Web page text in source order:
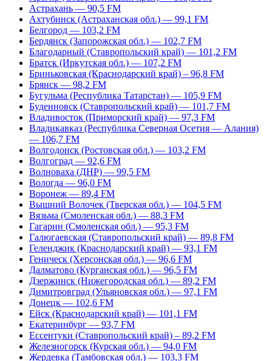
Астрахань — 90,5 FM
Ахтубинск (Астраханская обл.) — 99,1 FM
Белгород — 103,2 FM
Бердянск (Запорожская обл.) — 102,7 FM
Благодарный (Ставропольский край) — 101,2 FM
Братск (Иркутская обл.) — 107,2 FM
Бриньковская (Краснодарский край) – 96,8 FM
Брянск — 98,2 FM
Бугульма (Республика Татарстан) — 105,9 FM
Буденновск (Ставропольский край) — 101,7 FM
Владивосток (Приморский край) — 97,3 FM
Владикавказ (Республика Северная Осетия — Алания)
— 106,7 FM
Волгодонск (Ростовская обл.) — 103,2 FM
Волгоград — 92,6 FM
Волноваха (ДНР) — 99,5 FM
Вологда — 96,0 FM
Воронеж — 89,4 FM
Вышний Волочек (Тверская обл.) — 104,5 FM
Вязьма (Смоленская обл.) — 88,3 FM
Гагарин (Смоленская обл.) — 95,3 FM
Галюгаевская (Ставропольский край) — 89,8 FM
Геленджик (Краснодарский край) — 93,1 FM
Геническ (Херсонская обл.) — 96,6 FM
Далматово (Курганская обл.) — 96,5 FM
Дзержинск (Нижегородская обл.) — 89,2 FM
Димитровград (Ульяновская обл.) — 97,1 FM
Донецк — 102,6 FM
Ейск (Краснодарский край) — 101,1 FM
Екатеринбург — 93,7 FM
Ессентуки (Ставропольский край) – 89,2 FM
Железногорск (Курская обл.) — 94,0 FM
Жердевка (Тамбовская обл.) — 103,3 FM